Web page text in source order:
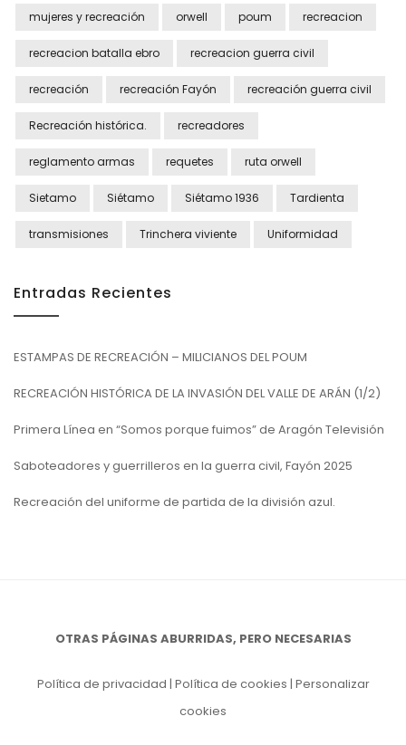
mujeres y recreación orwell poum recreacion
recreacion batalla ebro recreacion guerra civil
recreación recreación Fayón recreación guerra civil
Recreación histórica. recreadores
reglamento armas requetes ruta orwell
Sietamo Siétamo Siétamo 1936 Tardienta
transmisiones Trinchera viviente Uniformidad
Entradas Recientes
ESTAMPAS DE RECREACIÓN – MILICIANOS DEL POUM
RECREACIÓN HISTÓRICA DE LA INVASIÓN DEL VALLE DE ARÁN (1/2)
Primera Línea en “Somos porque fuimos” de Aragón Televisión
Saboteadores y guerrilleros en la guerra civil, Fayón 2025
Recreación del uniforme de partida de la división azul.
OTRAS PÁGINAS ABURRIDAS, PERO NECESARIAS
Política de privacidad | Política de cookies | Personalizar
cookies